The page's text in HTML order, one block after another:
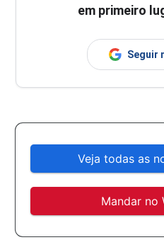
em primeiro
Seguir
Veja todas as
Mandar no